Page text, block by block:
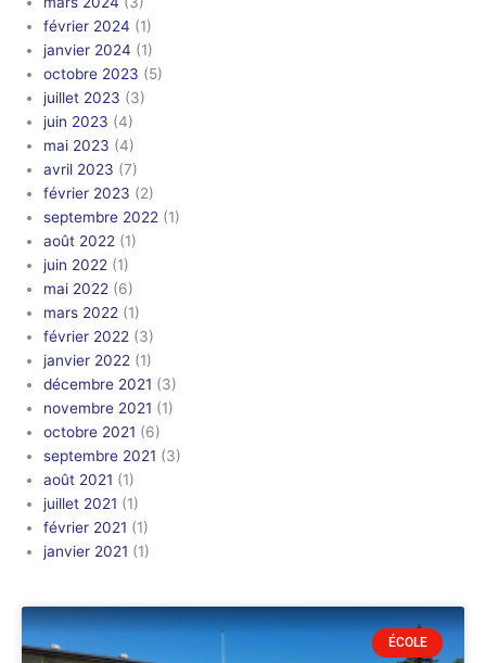
février 2024 (1)
janvier 2024 (1)
octobre 2023 (5)
juillet 2023 (3)
juin 2023 (4)
mai 2023 (4)
avril 2023 (7)
février 2023 (2)
septembre 2022 (1)
août 2022 (1)
juin 2022 (1)
mai 2022 (6)
mars 2022 (1)
février 2022 (3)
janvier 2022 (1)
décembre 2021 (3)
novembre 2021 (1)
octobre 2021 (6)
septembre 2021 (3)
août 2021 (1)
juillet 2021 (1)
février 2021 (1)
janvier 2021 (1)
ÉCOLE
PagePage